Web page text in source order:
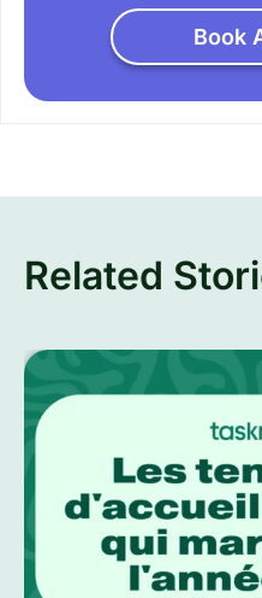
Book
Related